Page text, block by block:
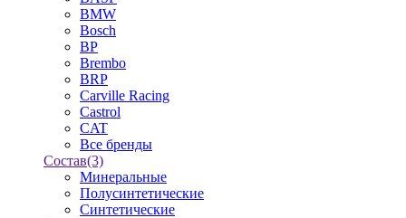
BMW
Bosch
BP
Brembo
BRP
Carville Racing
Castrol
CAT
Все бренды
Состав(3)
Минеральные
Полусинтетические
Синтетические